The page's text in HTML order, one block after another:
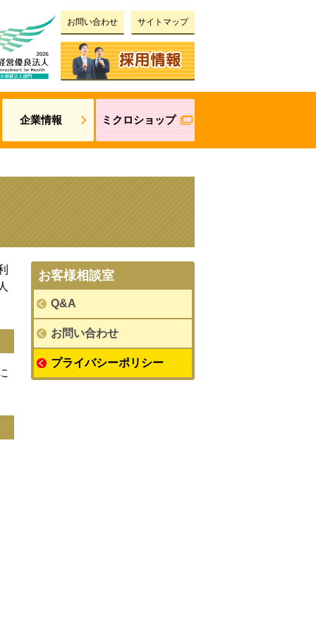
お問い合わせ サイトマップ
企業情報 ミクロショップ
お客様相談室
Q&A
お問い合わせ
プライバシーポリシー